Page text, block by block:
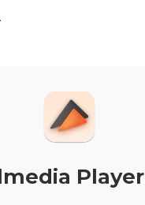
Player